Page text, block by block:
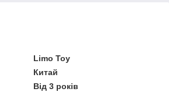
Limo Toy
Китай
Від 3 років